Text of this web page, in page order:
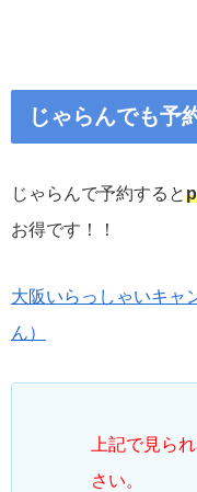
じゃらんでも予
じゃらんで予約すると
お得です！！
大阪いらっしゃいキャ
ん）
上記で見ら
さい。